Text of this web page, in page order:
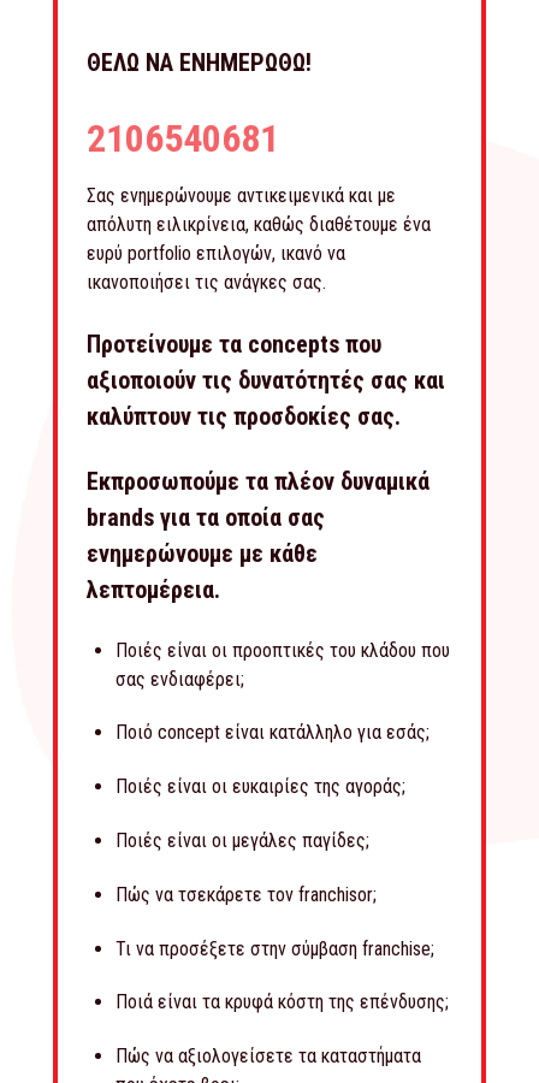
ΘΕΛΩ ΝΑ ΕΝΗΜΕΡΩΘΩ!
2106540681
Σας ενημερώνουμε αντικειμενικά και με
απόλυτη ειλικρίνεια, καθώς διαθέτουμε ένα
ευρύ portfolio επιλογών, ικανό να
ικανοποιήσει τις ανάγκες σας.
Προτείνουμε τα concepts που
αξιοποιούν τις δυνατότητές σας και
καλύπτουν τις προσδοκίες σας.
Εκπροσωπούμε τα πλέον δυναμικά
brands για τα οποία σας
ενημερώνουμε με κάθε
λεπτομέρεια.
Ποιές είναι οι προοπτικές του κλάδου που
σας ενδιαφέρει;
Ποιό concept είναι κατάλληλο για εσάς;
Ποιές είναι οι ευκαιρίες της αγοράς;
Ποιές είναι οι μεγάλες παγίδες;
Πώς να τσεκάρετε τον franchisor;
Τι να προσέξετε στην σύμβαση franchise;
Ποιά είναι τα κρυφά κόστη της επένδυσης;
Πώς να αξιολογείσετε τα καταστήματα